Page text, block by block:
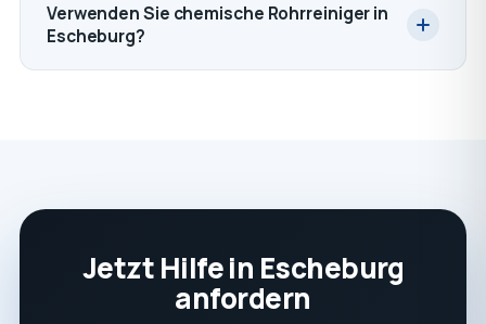
Verwenden Sie chemische Rohrreiniger in
Escheburg?
Jetzt Hilfe in Escheburg
anfordern